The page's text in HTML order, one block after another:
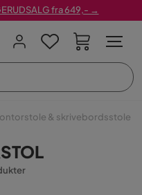
fra 649,- →
& skrivebordsstole